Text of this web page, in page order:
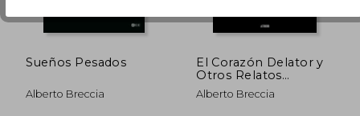
Sueños Pesados
Alberto Breccia
El Corazón Delator y
Otros Relatos
Extraordinarios de e.
A. Poe
Alberto Breccia